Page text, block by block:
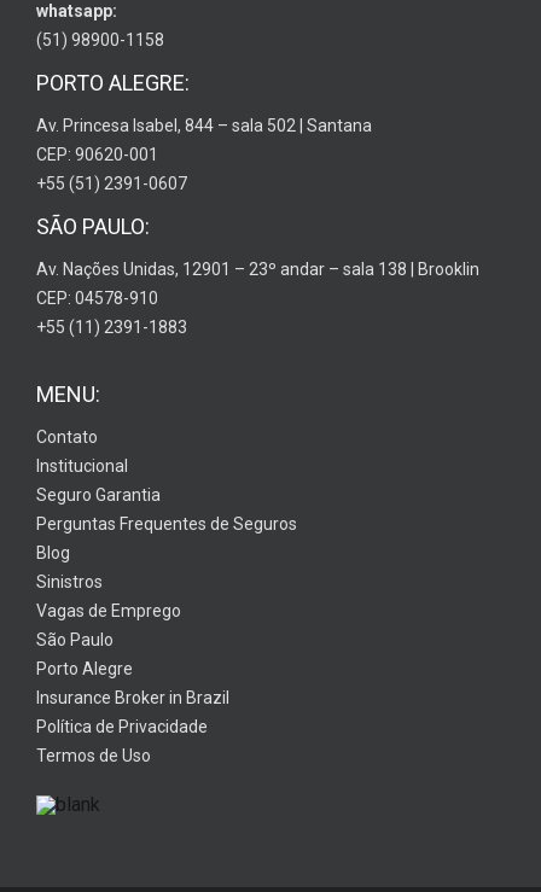
whatsapp:
(51) 98900-1158
PORTO ALEGRE:
Av. Princesa Isabel, 844 – sala 502 | Santana
CEP: 90620-001
+55 (51) 2391-0607
SÃO PAULO:
Av. Nações Unidas, 12901 – 23º andar – sala 138 | Brooklin
CEP: 04578-910
+55 (11) 2391-1883
MENU:
Contato
Institucional
Seguro Garantia
Perguntas Frequentes de Seguros
Blog
Sinistros
Vagas de Emprego
São Paulo
Porto Alegre
Insurance Broker in Brazil
Política de Privacidade
Termos de Uso